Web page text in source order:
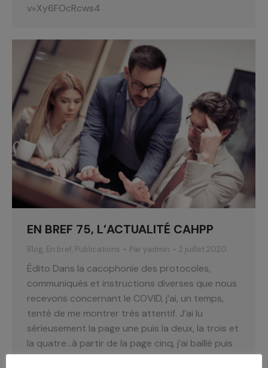
v=Xy6FOcRcws4
EN BREF 75, L’ACTUALITÉ CAHPP
Blog, En bref, Publications Par yadmin 2 juillet 2020
Édito Dans la cacophonie des protocoles,
communiqués et instructions diverses que nous
recevons concernant le COVID, j’ai, un temps,
tenté de me montrer très attentif. J’ai lu
sérieusement la page une puis la deux, la trois et
la quatre…à partir de la page cinq, j’ai baillé puis
je suis passé à la dernière ligne de…Lire la suite